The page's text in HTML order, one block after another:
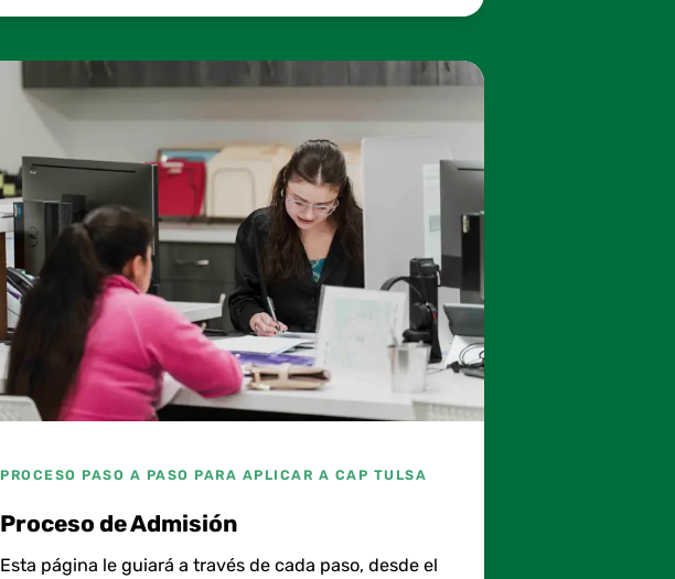
PROCESO PASO A PASO PARA APLICAR A CAP TULSA
Proceso de Admisión
Esta página le guiará a través de cada paso, desde el